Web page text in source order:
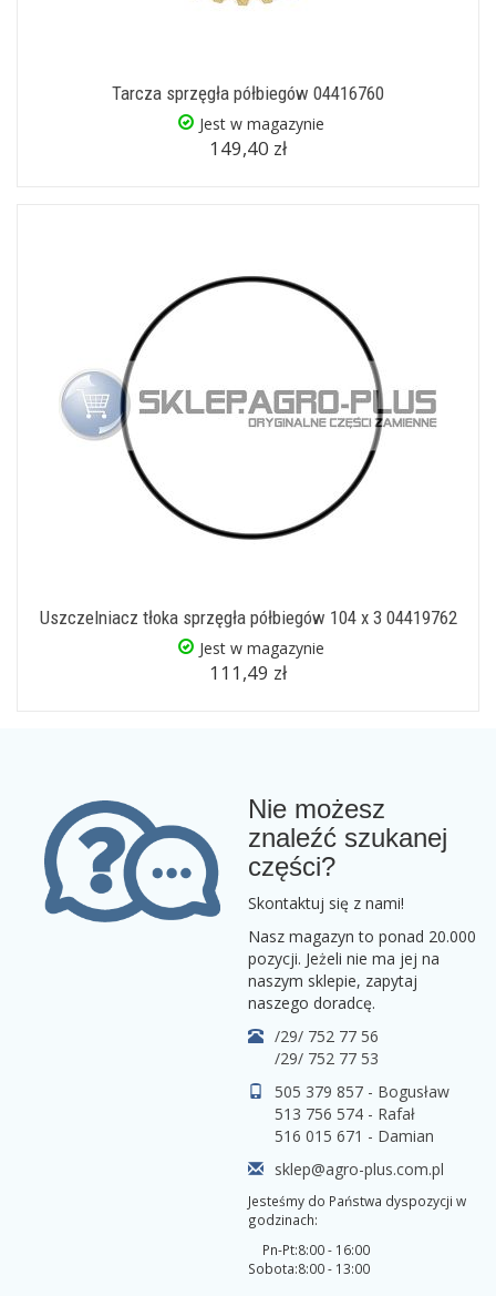
Tarcza sprzęgła półbiegów 04416760
Jest w magazynie
149,40 zł
Uszczelniacz tłoka sprzęgła półbiegów 104 x 3 04419762
Jest w magazynie
111,49 zł
Nie możesz
znaleźć szukanej
części?
Skontaktuj się z nami!
Nasz magazyn to ponad 20.000
pozycji. Jeżeli nie ma jej na
naszym sklepie, zapytaj
naszego doradcę.
/29/ 752 77 56
/29/ 752 77 53
505 379 857 - Bogusław
513 756 574 - Rafał
516 015 671 - Damian
sklep@agro-plus.com.pl
Jesteśmy do Państwa dyspozycji w
godzinach:
Pn-Pt:
Sobota:
8:00 - 16:00
8:00 - 13:00